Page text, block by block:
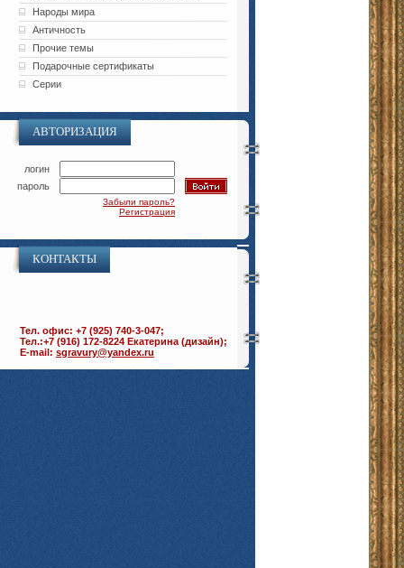
Народы мира
Античность
Прочие темы
Подарочные сертификаты
Серии
АВТОРИЗАЦИЯ
логин
пароль
Забыли пароль?
Регистрация
КОНТАКТЫ
Тел. офис: +7 (925) 740-3-047;
Тел.:+7 (916) 172-8224 Екатерина (дизайн);
E-mail: sgravury@yandex.ru